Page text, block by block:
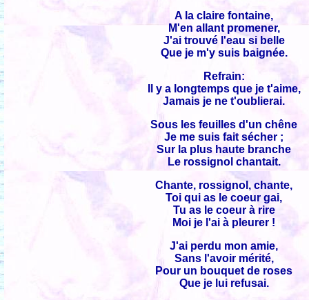
A la claire fontaine,
M'en allant promener,
J'ai trouvé l'eau si belle
Que je m'y suis baignée.
Refrain:
Il y a longtemps que je t'aime,
Jamais je ne t'oublierai.
Sous les feuilles d'un chêne
Je me suis fait sécher ;
Sur la plus haute branche
Le rossignol chantait.
Chante, rossignol, chante,
Toi qui as le coeur gai,
Tu as le coeur à rire
Moi je l'ai à pleurer !
J'ai perdu mon amie,
Sans l'avoir mérité,
Pour un bouquet de roses
Que je lui refusai.